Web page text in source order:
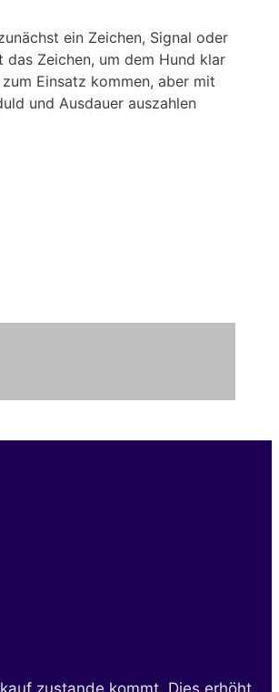
ein Zeichen, Signal oder
Zeichen, um dem Hund klar
Einsatz kommen, aber mit
und Ausdauer auszahlen
zustande kommt. Dies erhöht